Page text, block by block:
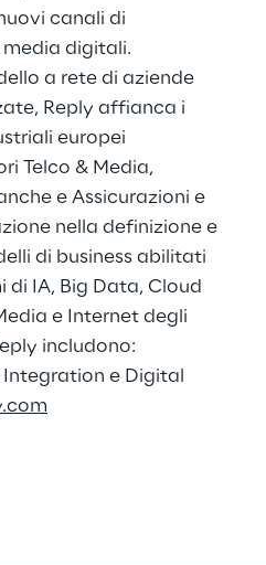
canali di
digitali.
a rete di aziende
Reply affianca i
europei
Telco & Media,
e Assicurazioni e
nella definizione e
di business abilitati
di IA, Big Data, Cloud
e Internet degli
includono:
Integration e Digital